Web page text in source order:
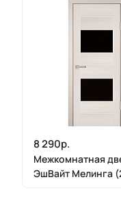
8 290р.
Межкомнатная
ЭшВайт Мелинга